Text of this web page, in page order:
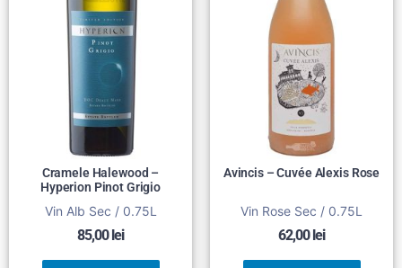
Cramele Halewood –
Hyperion Pinot Grigio
Vin Alb Sec / 0.75L
85,00 lei
Avincis – Cuvée Alexis Rose
Vin Rose Sec / 0.75L
62,00 lei